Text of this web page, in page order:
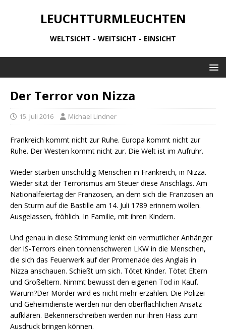
LEUCHTTURMLEUCHTEN
WELTSICHT - WEITSICHT - EINSICHT
Der Terror von Nizza
15. Juli 2016 Michael Lindner
Frankreich kommt nicht zur Ruhe. Europa kommt nicht zur
Ruhe. Der Westen kommt nicht zur. Die Welt ist im Aufruhr.
Wieder starben unschuldig Menschen in Frankreich, in Nizza.
Wieder sitzt der Terrorismus am Steuer diese Anschlags. Am
Nationalfeiertag der Franzosen, an dem sich die Franzosen an
den Sturm auf die Bastille am 14. Juli 1789 erinnern wollen.
Ausgelassen, fröhlich. In Familie, mit ihren Kindern.
Und genau in diese Stimmung lenkt ein vermutlicher Anhänger
der IS-Terrors einen tonnenschweren LKW in die Menschen,
die sich das Feuerwerk auf der Promenade des Anglais in
Nizza anschauen. Schießt um sich. Tötet Kinder. Tötet Eltern
und Großeltern. Nimmt bewusst den eigenen Tod in Kauf.
Warum?Der Mörder wird es nicht mehr erzählen. Die Polizei
und Geheimdienste werden nur den oberflächlichen Ansatz
aufklären. Bekennerschreiben werden nur ihren Hass zum
Ausdruck bringen können.